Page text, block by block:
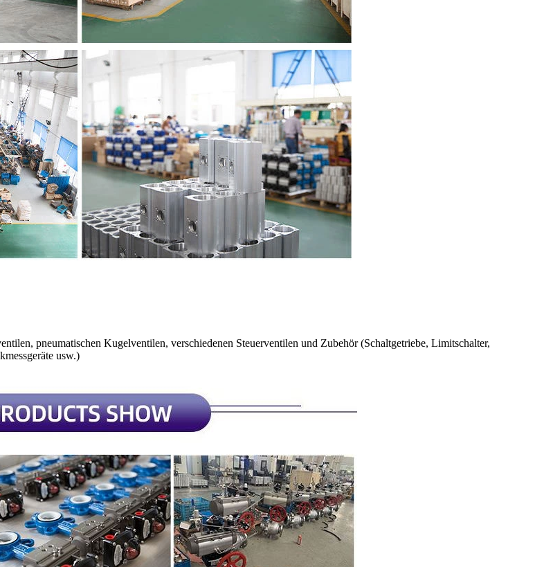
pneumatischen Kugelventilen, verschiedenen Steuerventilen und Zubehör (Schaltgetriebe, Limitschalter,
usw.)